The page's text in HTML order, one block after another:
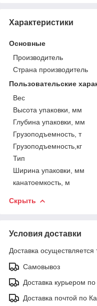
Характеристики
Основные
Производитель
Страна производитель
Пользовательские
Вес
Высота упаковки, мм
Глубина упаковки, мм
Грузоподъемность, т
Грузоподъемность,кг
Тип
Ширина упаковки, мм
канатоемкость, м
Скрыть
Условия доставки
Доставка осуществляется
Самовывоз
Доставка курьером
Доставка почтой по